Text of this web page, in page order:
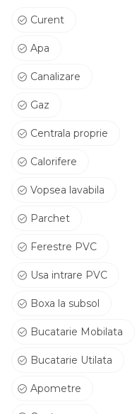
Curent
Apa
Canalizare
Gaz
Centrala proprie
Calorifere
Vopsea lavabila
Parchet
Ferestre PVC
Usa intrare PVC
Boxa la subsol
Bucatarie Mobilata
Bucatarie Utilata
Apometre